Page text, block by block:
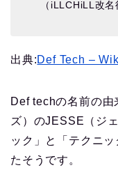
（iLLCHiLL改名
出典:Def Tech –
Def techの名前の由
ズ）のJESSE（ジ
ック」と「テクニ
たそうです。